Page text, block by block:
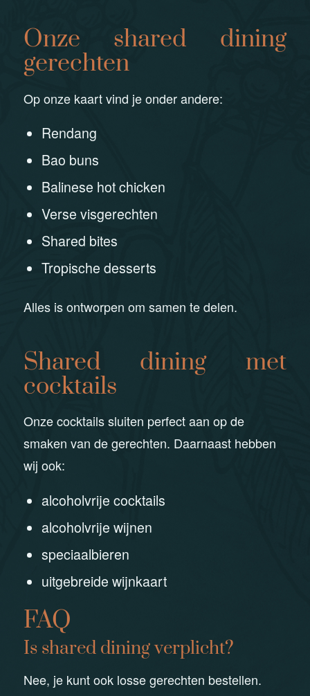
Onze shared dining
gerechten
Op onze kaart vind je onder andere:
Rendang
Bao buns
Balinese hot chicken
Verse visgerechten
Shared bites
Tropische desserts
Alles is ontworpen om samen te delen.
Shared dining met
cocktails
Onze cocktails sluiten perfect aan op de
smaken van de gerechten. Daarnaast hebben
wij ook:
alcoholvrije cocktails
alcoholvrije wijnen
speciaalbieren
uitgebreide wijnkaart
FAQ
Is shared dining verplicht?
Nee, je kunt ook losse gerechten bestellen.